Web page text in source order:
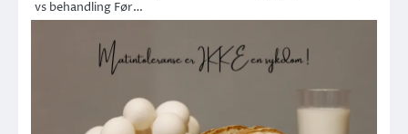
vs behandling Før…